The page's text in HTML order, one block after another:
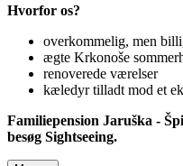
Hvorfor os?
overkommelig, men
ægte Krkonoše
renoverede værelser
kæledyr tilladt mod et
Familiepension Jaruška -
besøg Sightseeing.